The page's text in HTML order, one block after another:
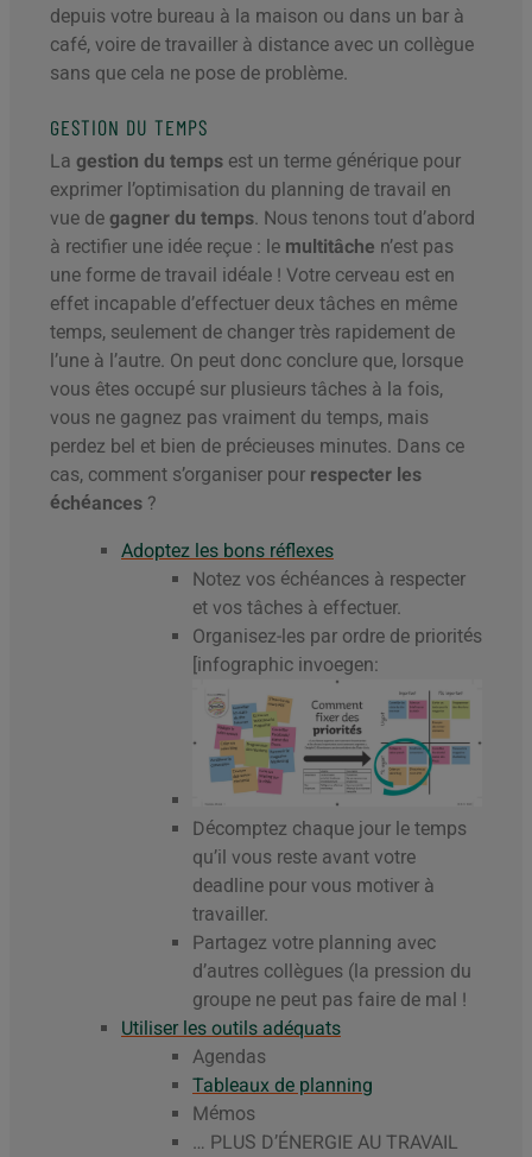
depuis votre bureau à la maison ou dans un bar à
café, voire de travailler à distance avec un collègue
sans que cela ne pose de problème.
GESTION DU TEMPS
La gestion du temps est un terme générique pour
exprimer l’optimisation du planning de travail en
vue de gagner du temps. Nous tenons tout d’abord
à rectifier une idée reçue : le multitâche n’est pas
une forme de travail idéale ! Votre cerveau est en
effet incapable d’effectuer deux tâches en même
temps, seulement de changer très rapidement de
l’une à l’autre. On peut donc conclure que, lorsque
vous êtes occupé sur plusieurs tâches à la fois,
vous ne gagnez pas vraiment du temps, mais
perdez bel et bien de précieuses minutes. Dans ce
cas, comment s’organiser pour respecter les
échéances ?
Adoptez les bons réflexes
Notez vos échéances à respecter
et vos tâches à effectuer.
Organisez-les par ordre de priorités
[infographic invoegen:
Décomptez chaque jour le temps
qu’il vous reste avant votre
deadline pour vous motiver à
travailler.
Partagez votre planning avec
d’autres collègues (la pression du
groupe ne peut pas faire de mal !
Utiliser les outils adéquats
Agendas
Tableaux de planning
Mémos
… PLUS D’ÉNERGIE AU TRAVAIL